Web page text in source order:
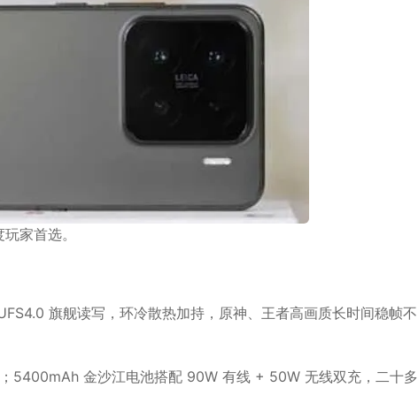
家首选。
旗舰读写，环冷散热加持，原神、王者高画质长时间稳帧不
5400mAh 金沙江电池搭配 90W 有线 + 50W 无线双充，二十多